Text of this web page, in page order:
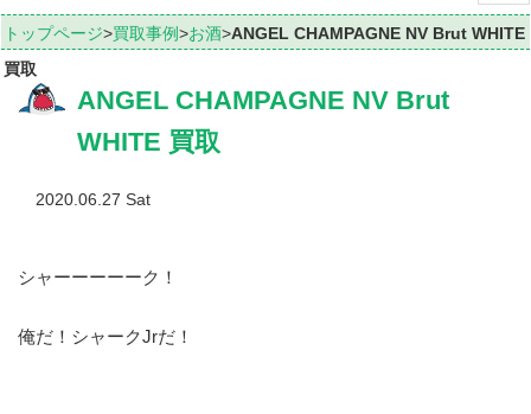
トップページ>買取事例>お酒>ANGEL CHAMPAGNE NV Brut WHITE
買取
ANGEL CHAMPAGNE NV Brut
WHITE 買取
2020.06.27 Sat
シャーーーーーク！
俺だ！シャークJrだ！